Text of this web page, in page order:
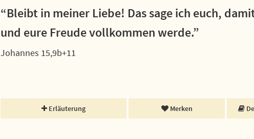
“Bleibt in meiner Liebe! Das sage ich euch,
und eure Freude vollkommen werde.”
Johannes 15,9b+11
Erläuterung Merken